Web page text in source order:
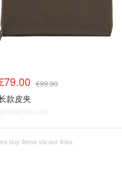
€99.90
款皮夹
@dealmoon.de
buy items via our links.